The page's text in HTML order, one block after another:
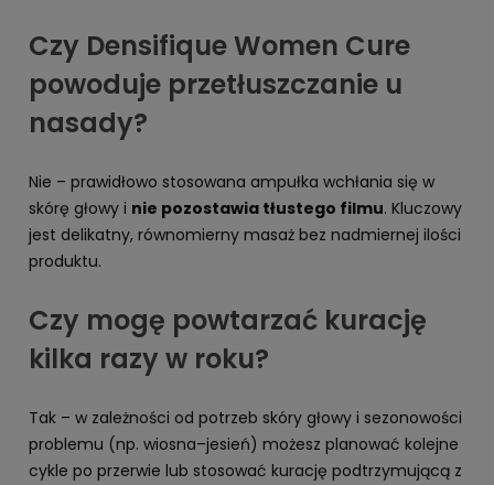
Czy Densifique Women Cure
powoduje przetłuszczanie u
nasady?
Nie – prawidłowo stosowana ampułka wchłania się w
skórę głowy i nie pozostawia tłustego filmu. Kluczowy
jest delikatny, równomierny masaż bez nadmiernej ilości
produktu.
Czy mogę powtarzać kurację
kilka razy w roku?
Tak – w zależności od potrzeb skóry głowy i sezonowości
problemu (np. wiosna–jesień) możesz planować kolejne
cykle po przerwie lub stosować kurację podtrzymującą z